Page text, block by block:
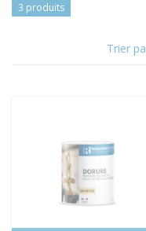
3 produits
Trier